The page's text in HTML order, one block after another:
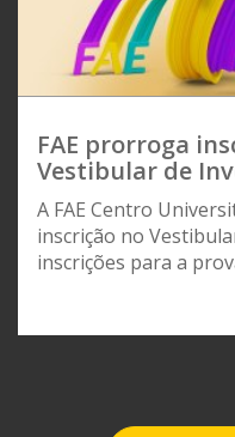
FAE prorroga
Vestibular de
A FAE Centro
inscrição no
inscrições para a